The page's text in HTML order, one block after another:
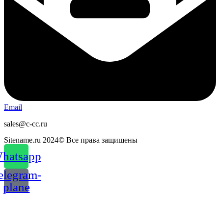
Email
sales@c-cc.ru
Sitename.ru 2024© Все права защищены
plane